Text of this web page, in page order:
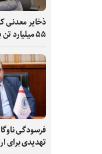
ذخایر معدنی
۵۵ میلیارد تن برآورد می‌شود
فرسودگی
تهدیدی برای